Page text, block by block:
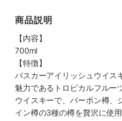
商品説明
【内容】
700ml
【特徴】
バスカーアイリッシュウイス
魅力であるトロピカルフルー
ウイスキーで、バーボン樽、
イン樽の3種の樽を贅沢に使用